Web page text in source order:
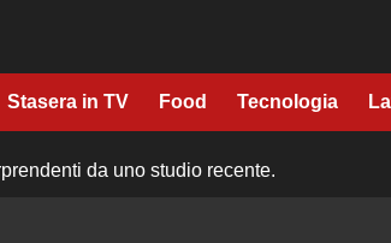
Stasera in TV Food Tecnologia
da uno studio recente.